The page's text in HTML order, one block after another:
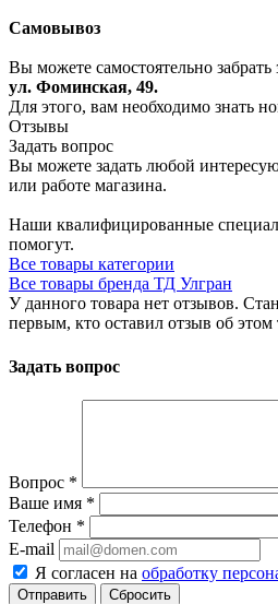
Самовывоз
Вы можете самостоятельно забрать
ул. Фоминская, 49.
Для этого, вам необходимо знать
Отзывы
Задать вопрос
Вы можете задать любой
или работе магазина.
Наши квалифицированные
помогут.
Все товары категории
Все товары бренда ТД Улгран
У данного товара нет отзывов.
первым, кто оставил отзыв об этом
Задать вопрос
Вопрос *
Ваше имя *
Телефон *
E-mail
Я согласен на обработку
Сбросить